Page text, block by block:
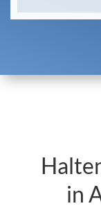
in